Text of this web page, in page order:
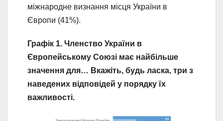
міжнародне визнання місця України в
Європи (41%).
Графік 1. Членство України в
Європейському Союзі має найбільше
значення для… Вкажіть, будь ласка, три з
наведених відповідей у порядку їх
важливості.